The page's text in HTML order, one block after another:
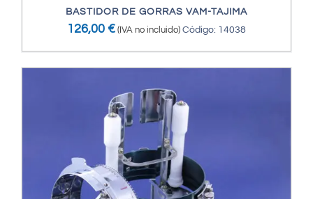
BASTIDOR DE GORRAS VAM-TAJIMA
126,00 € (IVA no incluido) Código: 14038